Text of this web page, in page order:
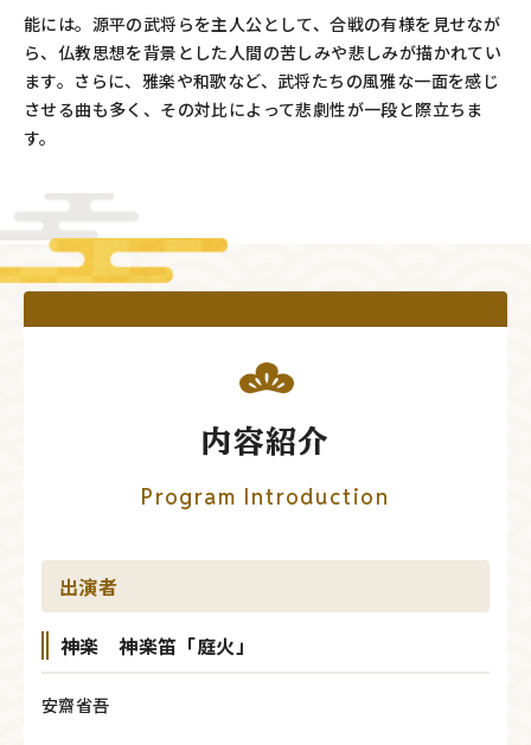
能には。源平の武将らを主人公として、合戦の有様を見せなが
ら、仏教思想を背景とした人間の苦しみや悲しみが描かれてい
ます。さらに、雅楽や和歌など、武将たちの風雅な一面を感じ
させる曲も多く、その対比によって悲劇性が一段と際立ちま
す。
内容紹介
Program Introduction
出演者
神楽 神楽笛「庭火」
安齋省吾